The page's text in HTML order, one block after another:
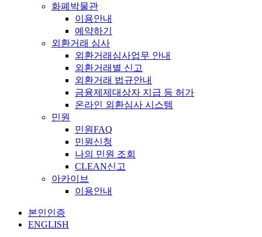
화폐박물관
이용안내
예약하기
외환거래 심사
외환거래심사업무 안내
외환거래별 신고
외환거래 법규안내
금융제제대상자 지급 등 허가
온라인 외환심사 시스템
민원
민원FAQ
민원신청
나의 민원 조회
CLEAN신고
아카이브
이용안내
본인인증
ENGLISH